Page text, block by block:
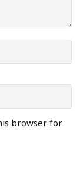
browser for